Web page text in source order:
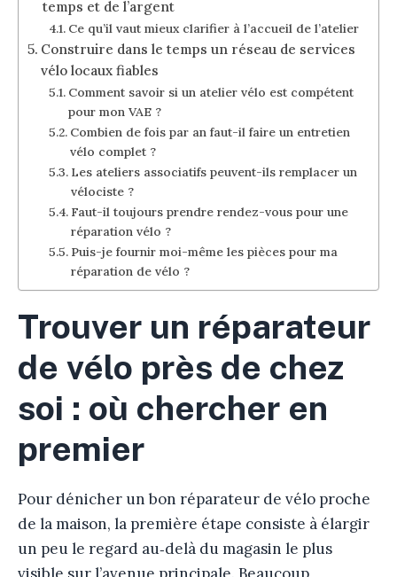
temps et de l’argent
Ce qu’il vaut mieux clarifier à l’accueil de l’atelier
Construire dans le temps un réseau de services
vélo locaux fiables
Comment savoir si un atelier vélo est compétent
pour mon VAE ?
Combien de fois par an faut-il faire un entretien
vélo complet ?
Les ateliers associatifs peuvent-ils remplacer un
vélociste ?
Faut-il toujours prendre rendez-vous pour une
réparation vélo ?
Puis-je fournir moi-même les pièces pour ma
réparation de vélo ?
Trouver un réparateur
de vélo près de chez
soi : où chercher en
premier
Pour dénicher un bon réparateur de vélo proche
de la maison, la première étape consiste à élargir
un peu le regard au‑delà du magasin le plus
visible sur l’avenue principale. Beaucoup